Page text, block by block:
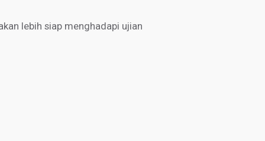
lebih siap menghadapi ujian